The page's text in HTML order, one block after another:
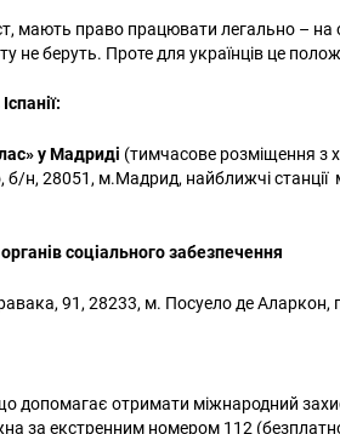
мають право працювати легально – на
не беруть. Проте для українців це
у Мадриді (тимчасове розміщення з
н, 28051, м.Мадрид, найближчі станції
соціального забезпечення
91, 28233, м. Посуело де Аларкон,
допомагає отримати міжнародний
за екстренним номером 112